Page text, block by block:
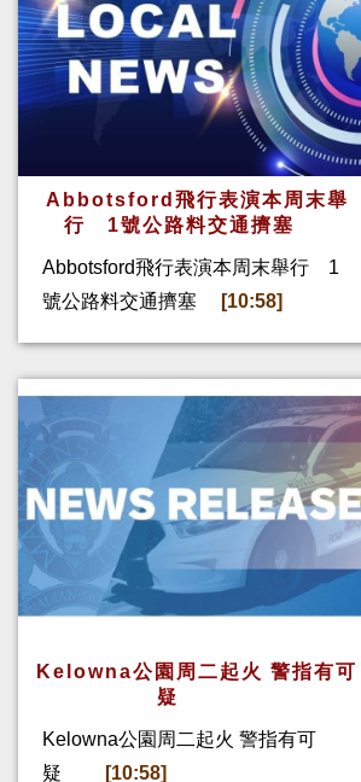
Abbotsford飛行表演本周末舉
行 1號公路料交通擠塞
Abbotsford飛行表演本周末舉行 1
號公路料交通擠塞
[10:58]
Kelowna公園周二起火 警指有可
疑
Kelowna公園周二起火 警指有可
疑
[10:58]